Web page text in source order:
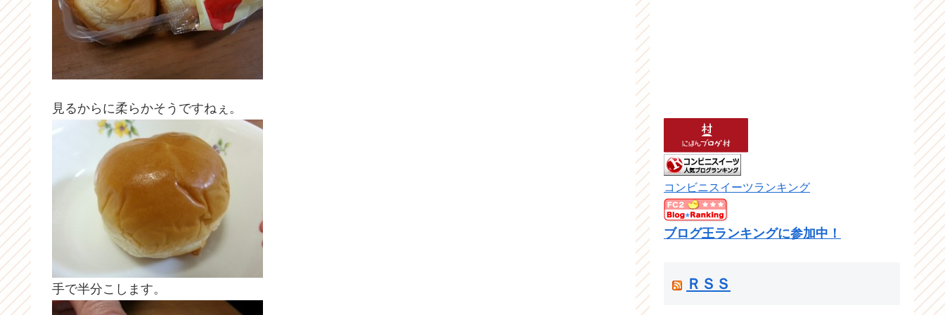
見るからに柔らかそうですねぇ。
手で半分こします。
コンビニスイーツランキング
ブログ王ランキングに参加中！
ＲＳＳ